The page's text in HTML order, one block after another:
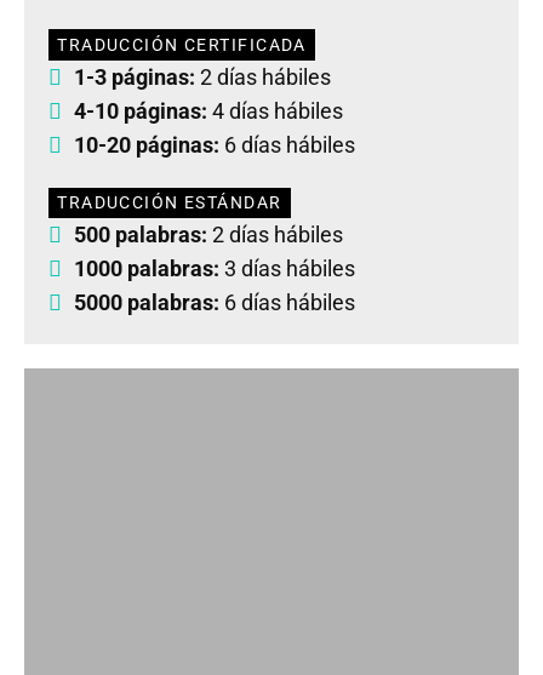
TRADUCCIÓN CERTIFICADA
1-3 páginas: 2 días hábiles
4-10 páginas: 4 días hábiles
10-20 páginas: 6 días hábiles
TRADUCCIÓN ESTÁNDAR
500 palabras: 2 días hábiles
1000 palabras: 3 días hábiles
5000 palabras: 6 días hábiles